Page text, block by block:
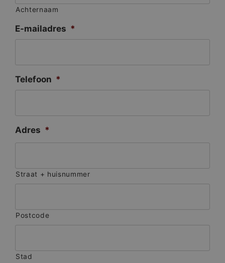
Achternaam
E-mailadres *
Telefoon *
Adres *
Straat + huisnummer
Postcode
Stad